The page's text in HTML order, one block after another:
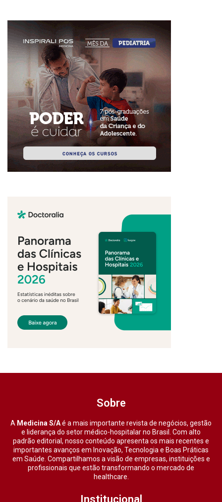
Sobre
A Medicina S/Aé a mais importante revista de negócios, gestão
e liderança do setor médico-hospitalar no Brasil. Com alto
padrão editorial, nosso conteúdo apresenta os mais recentes e
importantes avanços em Inovação, Tecnologia e Boas Práticas
em Saúde. Compartilhamos a visão de empresas, instituições e
profissionais que estão transformando o mercado de
healthcare.
Institucional